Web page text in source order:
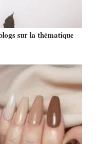
sur la thématique